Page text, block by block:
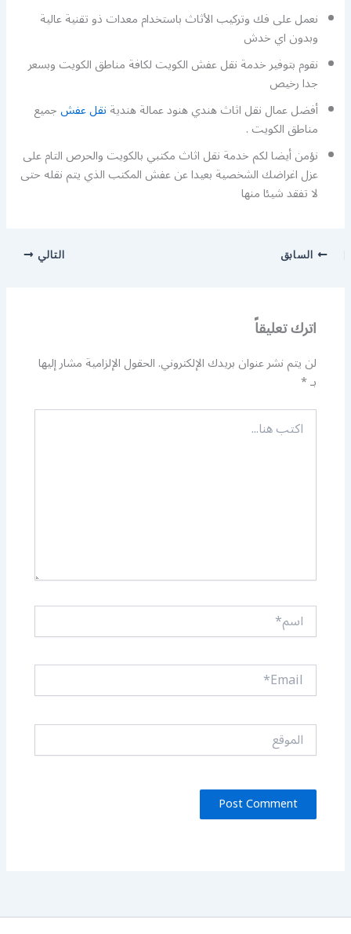
نعمل على فك وتركيب الأثاث باستخدام معدات ذو تقنية عالية
وبدون اي خدش
نقوم بتوفير خدمة نقل عفش الكويت لكافة مناطق الكويت وبسعر
جدا رخيص
أفضل عمال نقل اثاث هندي هنود عمالة هنديةنقل عفشجميع
مناطق الكويت .
نؤمن أيضا لكم خدمة نقل اثاث مكتبي بالكويت والحرص التام على
عزل اغراضك الشخصية بعيدا عن عفش المكتب الذي يتم نقله حتى
لا تفقد شيئا منها
السابق التالي
اترك تعليقاً
لن يتم نشر عنوان بريدك الإلكتروني.الحقول الإلزامية مشار إليها
بـ*
اكتب
هنا...
اسم*
Email*
الموقع